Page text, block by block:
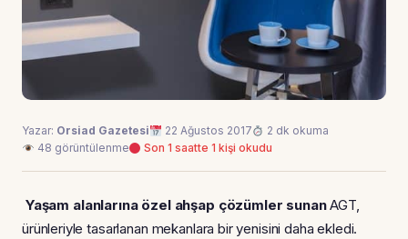
Yazar: Orsiad Gazetesi 22 Ağustos 2017
2 dk okuma
48 görüntülenme
Son 1 saatte 1 kişi okudu
Yaşam alanlarına özel ahşap çözümler sunanAGT,
ürünleriyle tasarlanan mekanlara bir yenisini daha ekledi.